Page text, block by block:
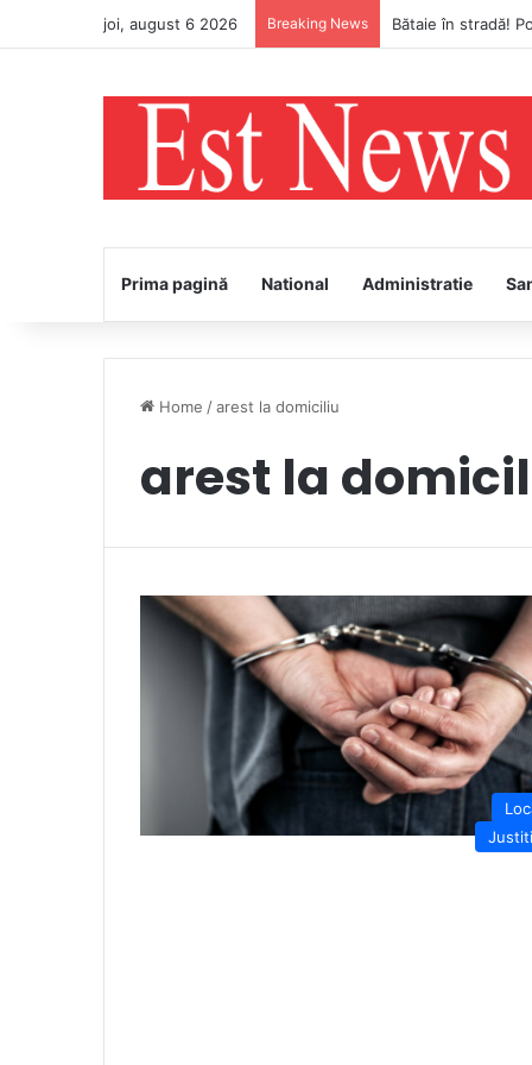
joi, august 6 2026 Breaking News Avertizare meteo
Prima pagină National Administratie
Home /arest la domiciliu
arest la